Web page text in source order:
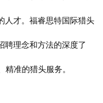
人才。福睿思特国际猎头
聘理念和方法的深度了
准的猎头服务。